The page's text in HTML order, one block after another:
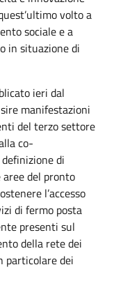
volto a
sociale e a
in situazione di
ieri dal
manifestazioni
del terzo settore
co-
di
del pronto
l’accesso
di fermo posta
presenti sul
della rete dei
particolare dei